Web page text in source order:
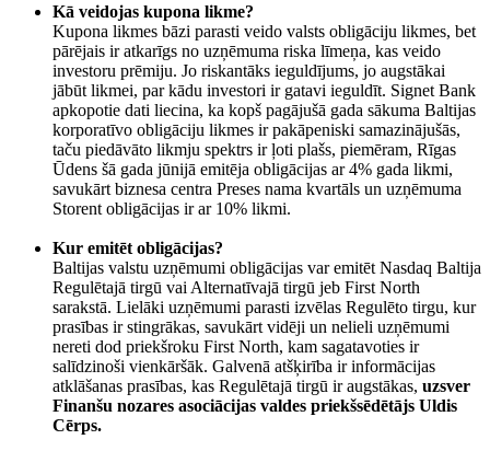
Kā veidojas kupona likme?
Kupona likmes bāzi parasti veido valsts obligāciju likmes, bet
pārējais ir atkarīgs no uzņēmuma riska līmeņa, kas veido
investoru prēmiju. Jo riskantāks ieguldījums, jo augstākai
jābūt likmei, par kādu investori ir gatavi ieguldīt. Signet Bank
apkopotie dati liecina, ka kopš pagājušā gada sākuma Baltijas
korporatīvo obligāciju likmes ir pakāpeniski samazinājušās,
taču piedāvāto likmju spektrs ir ļoti plašs, piemēram, Rīgas
Ūdens šā gada jūnijā emitēja obligācijas ar 4% gada likmi,
savukārt biznesa centra Preses nama kvartāls un uzņēmuma
Storent obligācijas ir ar 10% likmi.
Kur emitēt obligācijas?
Baltijas valstu uzņēmumi obligācijas var emitēt Nasdaq Baltija
Regulētajā tirgū vai Alternatīvajā tirgū jeb First North
sarakstā. Lielāki uzņēmumi parasti izvēlas Regulēto tirgu, kur
prasības ir stingrākas, savukārt vidēji un nelieli uzņēmumi
nereti dod priekšroku First North, kam sagatavoties ir
salīdzinoši vienkāršāk. Galvenā atšķirība ir informācijas
atklāšanas prasības, kas Regulētajā tirgū ir augstākas, uzsver
Finanšu nozares asociācijas valdes priekšsēdētājs Uldis
Cērps.